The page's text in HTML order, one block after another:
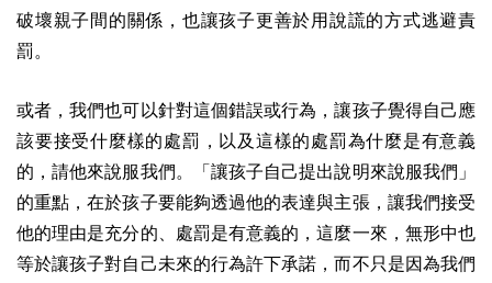
破壞親子間的關係，也讓孩子更善於用說謊的方式逃避責
罰。
或者，我們也可以針對這個錯誤或行為，讓孩子覺得自己應
該要接受什麼樣的處罰，以及這樣的處罰為什麼是有意義
的，請他來說服我們。「讓孩子自己提出說明來說服我們」
的重點，在於孩子要能夠透過他的表達與主張，讓我們接受
他的理由是充分的、處罰是有意義的，這麼一來，無形中也
等於讓孩子對自己未來的行為許下承諾，而不只是因為我們